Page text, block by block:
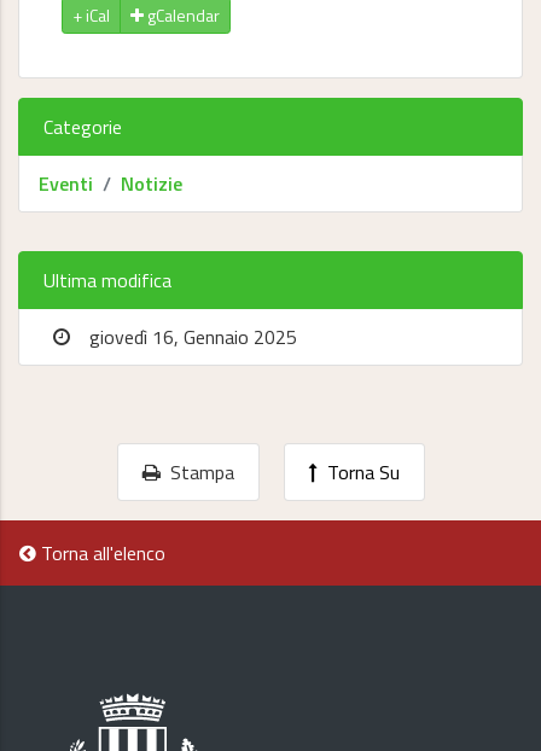
gCalendar
Categorie
Eventi
Notizie
Ultima modifica
giovedì 16, Gennaio 2025
Stampa Torna Su
Torna all'elenco